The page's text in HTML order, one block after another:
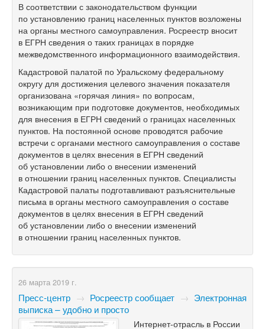
В соответствии с законодательством функции
по установлению границ населенных пунктов возложены
на органы местного самоуправления. Росреестр вносит
в ЕГРН сведения о таких границах в порядке
межведомственного информационного взаимодействия.
Кадастровой палатой по Уральскому федеральному
округу для достижения целевого значения показателя
организована «горячая линия» по вопросам,
возникающим при подготовке документов, необходимых
для внесения в ЕГРН сведений о границах населенных
пунктов. На постоянной основе проводятся рабочие
встречи с органами местного самоуправления о составе
документов в целях внесения в ЕГРН сведений
об установлении либо о внесении изменений
в отношении границ населенных пунктов. Специалисты
Кадастровой палаты подготавливают разъяснительные
письма в органы местного самоуправления о составе
документов в целях внесения в ЕГРН сведений
об установлении либо о внесении изменений
в отношении границ населенных пунктов.
26 марта 2019 г.
Пресс-центр → Росреестр сообщает → Электронная
выписка – удобно и просто
Интернет-отрасль в России